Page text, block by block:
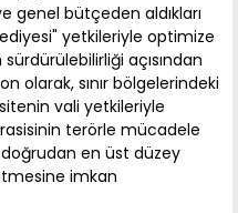
genel bütçeden aldıkları
yetkileriyle optimize
açısından
olarak, sınır bölgelerindeki
vali yetkileriyle
terörle mücadele
en üst düzey
imkan